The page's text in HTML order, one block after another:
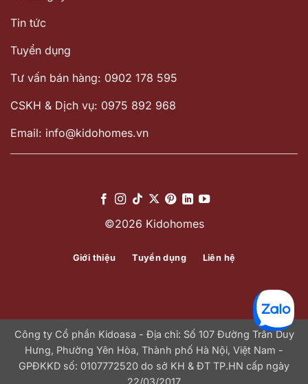
Tin tức
Tuyển dụng
Tư vấn bán hàng: 0902 178 595
CSKH & Dịch vụ: 0975 892 968
Email: info@kidohomes.vn
©2026 Kidohomes
Giới thiệu Tuyển dụng Liên hệ
Công ty Cổ phần Kidoasa - Địa chỉ: Số 107 Đường Trần Duy
Hưng, Phường Yên Hòa, Thành phố Hà Nội, Việt Nam -
GPĐKKD số: 0107772520 do sở KH & ĐT TP.HN cấp ngày
22/03/2017